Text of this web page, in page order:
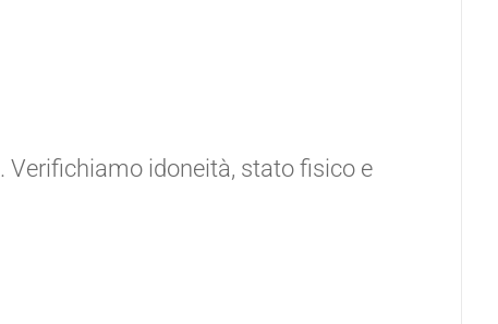
. Verifichiamo idoneità, stato fisico e